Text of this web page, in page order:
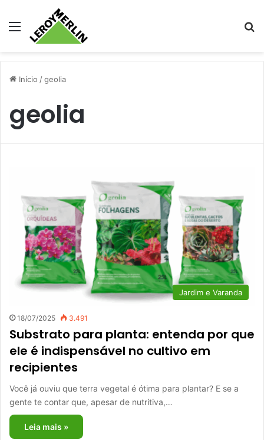
Menu
Início /geolia
geolia
Jardim e Varanda
18/07/2025 3.491
Substrato para planta: entenda por que
ele é indispensável no cultivo em
recipientes
Você já ouviu que terra vegetal é ótima para plantar? E se a
gente te contar que, apesar de nutritiva,…
Leia mais »